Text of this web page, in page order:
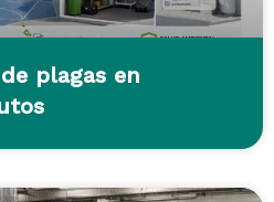
plagas en